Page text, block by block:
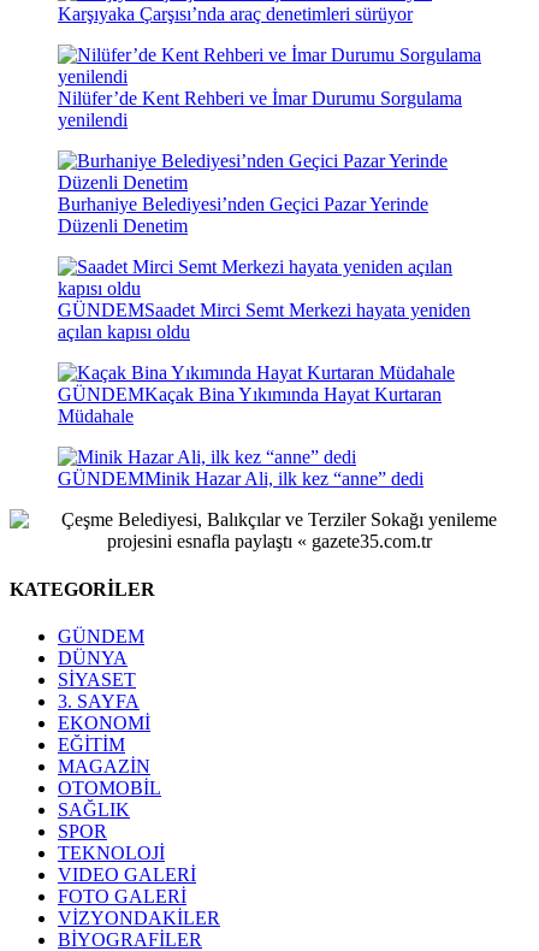
Karşıyaka Çarşısı’nda araç denetimleri sürüyor
Nilüfer’de Kent Rehberi ve İmar Durumu Sorgulama
yenilendi
Burhaniye Belediyesi’nden Geçici Pazar Yerinde
Düzenli Denetim
GÜNDEMSaadet Mirci Semt Merkezi hayata yeniden
açılan kapısı oldu
GÜNDEMKaçak Bina Yıkımında Hayat Kurtaran
Müdahale
GÜNDEMMinik Hazar Ali, ilk kez “anne” dedi
KATEGORİLER
GÜNDEM
DÜNYA
SİYASET
3. SAYFA
EKONOMİ
EĞİTİM
MAGAZİN
OTOMOBİL
SAĞLIK
SPOR
TEKNOLOJİ
VIDEO GALERİ
FOTO GALERİ
VİZYONDAKİLER
BİYOGRAFİLER